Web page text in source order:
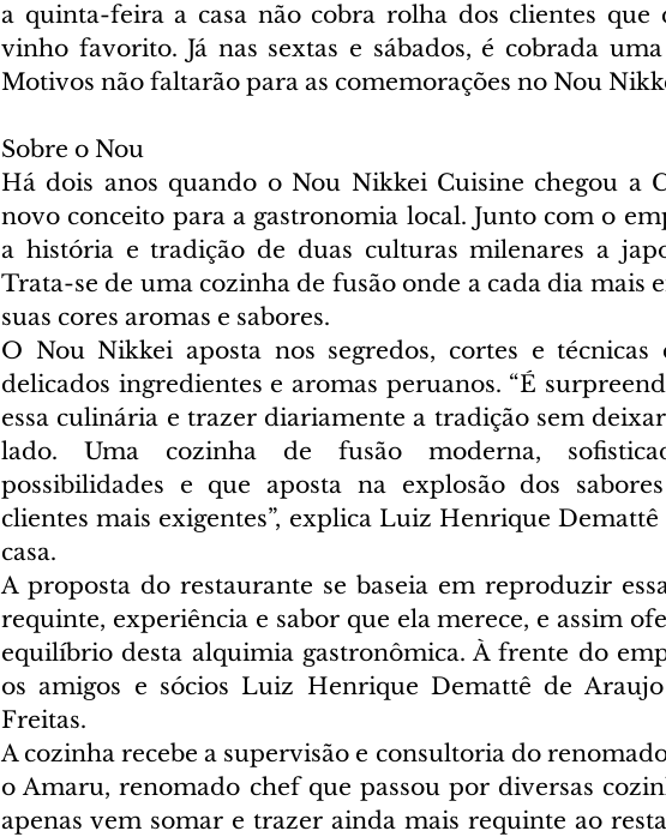
a quinta-feira a casa não cobra rolha dos clientes que
vinho favorito. Já nas sextas e sábados, é cobrada
Motivos não faltarão para as comemorações no Nou
Sobre o Nou
Há dois anos quando o Nou Nikkei Cuisine chegou a
novo conceito para a gastronomia local. Junto com o
a história e tradição de duas culturas milenares a
Trata-se de uma cozinha de fusão onde a cada dia mais
suas cores aromas e sabores.
O Nou Nikkei aposta nos segredos, cortes e
delicados ingredientes e aromas peruanos. “É
essa culinária e trazer diariamente a tradição sem
lado. Uma cozinha de fusão moderna,
possibilidades e que aposta na explosão dos
clientes mais exigentes”, explica Luiz Henrique
casa.
A proposta do restaurante se baseia em reproduzir
requinte, experiência e sabor que ela merece, e assim
equilíbrio desta alquimia gastronômica. À frente do
os amigos e sócios Luiz Henrique Demattê de
Freitas.
A cozinha recebe a supervisão e consultoria do
o Amaru, renomado chef que passou por diversas
apenas vem somar e trazer ainda mais requinte ao